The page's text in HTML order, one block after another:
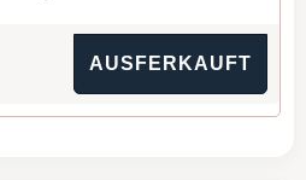
AUSFERKAUFT